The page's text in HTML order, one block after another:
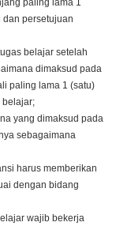
paling lama 1
dan persetujuan
belajar setelah
dimaksud pada
paling lama 1 (satu)
belajar;
yang dimaksud pada
sebagaimana
harus memberikan
dengan bidang
wajib bekerja